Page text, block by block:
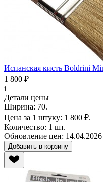
Испанская кисть Boldrini
1 800 ₽
i
Детали цены
Ширина: 70.
Цена за 1 штуку: 1 800 ₽.
Количество: 1 шт.
Обновление цен: 14.04.2026
Добавить в корзину